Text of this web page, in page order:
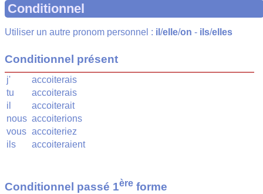
Conditionnel
Utiliser un autre pronom personnel : il /elle/on - ils/elles
Conditionnel présent
j'
accoiterais
tu
accoiterais
il
accoiterait
nous accoiterions
vous accoiteriez
ils
accoiteraient
Conditionnel passé 1ère forme